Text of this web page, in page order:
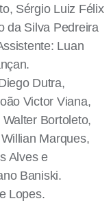
Sérgio Luiz Félix
da Silva Pedreira
Luan
Dutra,
Victor Viana,
Bortoleto,
Marques,
Alves e
Baniski.
Lopes.